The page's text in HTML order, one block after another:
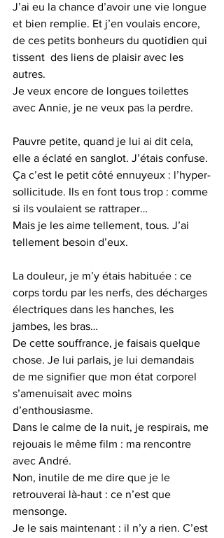
J’ai eu la chance d’avoir une vie longue
et bien remplie. Et j’en voulais encore,
de ces petits bonheurs du quotidien qui
tissent  des liens de plaisir avec les
autres.
Je veux encore de longues toilettes
avec Annie, je ne veux pas la perdre.
Pauvre petite, quand je lui ai dit cela,
elle a éclaté en sanglot. J’étais confuse.
Ça c’est le petit côté ennuyeux : l’hyper-
sollicitude. Ils en font tous trop : comme
si ils voulaient se rattraper…
Mais je les aime tellement, tous. J’ai
tellement besoin d’eux.
La douleur, je m’y étais habituée : ce
corps tordu par les nerfs, des décharges
électriques dans les hanches, les
jambes, les bras…
De cette souffrance, je faisais quelque
chose. Je lui parlais, je lui demandais
de me signifier que mon état corporel
s’amenuisait avec moins
d’enthousiasme.
Dans le calme de la nuit, je respirais, me
rejouais le même film : ma rencontre
avec André.
Non, inutile de me dire que je le
retrouverai là-haut : ce n’est que
mensonge.
Je le sais maintenant : il n’y a rien. C’est